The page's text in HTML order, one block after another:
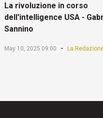
La rivoluzione in corso
dell'intelligence USA -
Sannino
May 10, 2025 09:00 - La